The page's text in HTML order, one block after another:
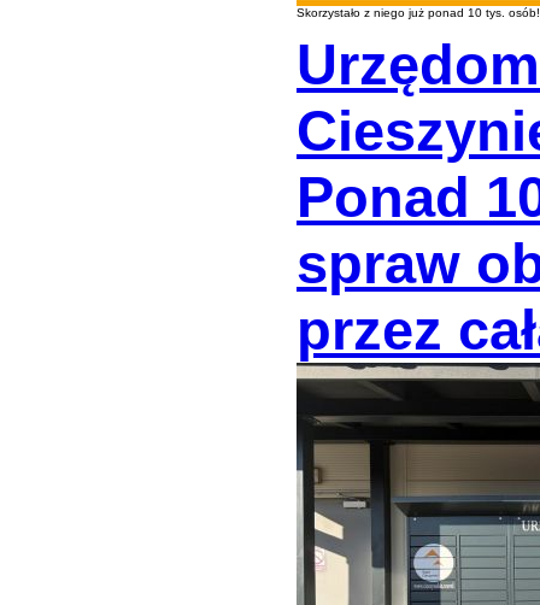
Skorzystało z niego już ponad 10 tys. osób!
Ponad
spraw
przez